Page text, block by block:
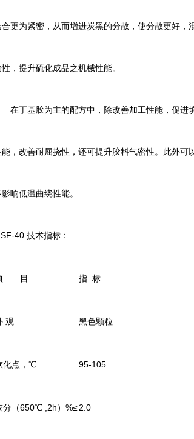
合更为紧密，从而增进炭黑的分散，使分散更好
，提升硫化成品之机械性能。
丁基胶为主的配方中，除改善加工性能，促进
能，改善耐屈挠性，还可提升胶料气密性。此外
响低温曲绕性能。
40 技术指标：
目 指 标
观 黑色颗粒
化点，℃ 95-105
分（650℃ ,2h）%≤2.0